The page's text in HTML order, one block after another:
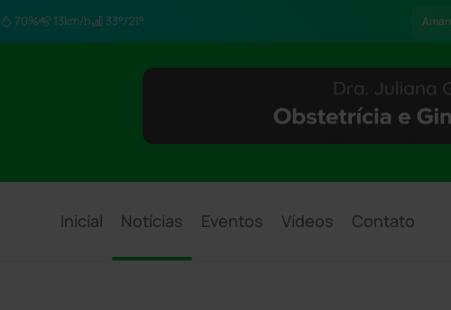
70% 13km/h 33°/21°
Inicial Notícias Eventos Vídeos Contato